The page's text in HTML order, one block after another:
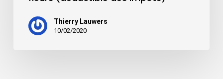
Thierry Lauwers
10/02/2020